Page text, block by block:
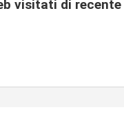
visitati di recente